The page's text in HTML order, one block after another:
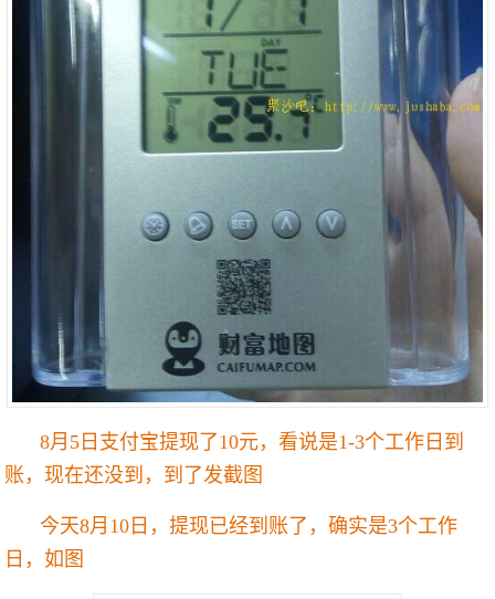
8月5日支付宝提现了10元，看说是1-3个工作日到
账，现在还没到，到了发截图
今天8月10日，提现已经到账了，确实是3个工作
日，如图